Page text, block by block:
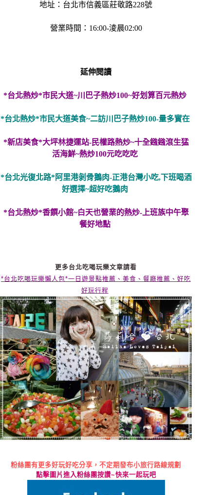
地址：台北市信義區莊敬路228號
營業時間：16:00-淩晨02:00
延伸閱讀
*台北熱炒*市民大道~川巴子熱炒100~好划算百元熱炒
*台北熱炒*市民大道美食~二訪川巴子熱炒100-量多實在
*新店美食*大坪林捷運站-民權路熱炒~十全鏹鏹滾生猛
活海鮮~熱炒100元吃吃吃
*台北光復北路*阿里港剝骨鵝肉-正港台灣小吃,下班喝酒
好選擇~超好吃鵝肉
*台北熱炒*香饌小館~白天也營業的熱炒-上班族中午聚
餐好地點
更多台北吃喝玩樂文章請看
*台北吃喝玩樂懶人包*一日遊景點推薦、美食、餐廳推薦、好吃
好玩行程
粉絲團有更多好玩好吃分享，不定期發布小旅行路線規劃
點擊圖片進入粉絲團按讚~快來一起玩吧